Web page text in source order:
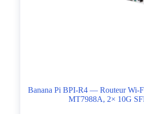
Banana Pi BPI-R4 — Routeur Wi-
MT7988A, 2× 10G